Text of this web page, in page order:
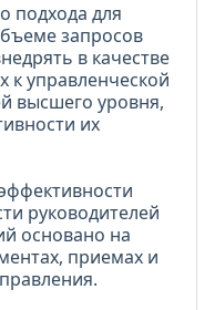
подхода для
запросов
в качестве
к управленческой
высшего уровня,
их
руководителей
основано на
приемах и